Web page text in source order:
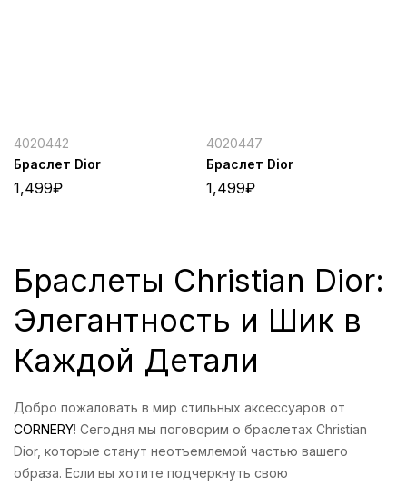
4020442
Браслет Dior
1,499₽
4020447
Браслет Dior
1,499₽
Браслеты Christian Dior:
Элегантность и Шик в
Каждой Детали
Добро пожаловать в мир стильных аксессуаров от
CORNERY! Сегодня мы поговорим о браслетах Christian
Dior, которые станут неотъемлемой частью вашего
образа. Если вы хотите подчеркнуть свою